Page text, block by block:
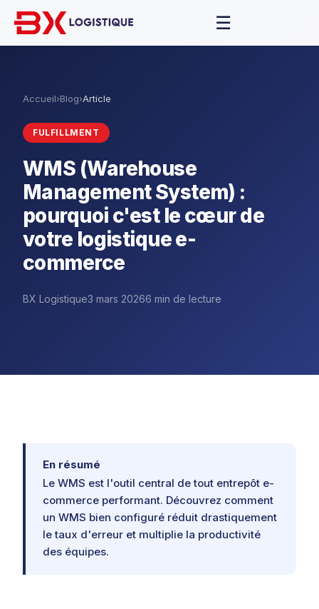
☰
Accueil›Blog›Article
FULFILLMENT
WMS (Warehouse
Management System) :
pourquoi c'est le cœur de
votre logistique e-
commerce
BX Logistique3 mars 20266 min de lecture
En résumé
Le WMS est l'outil central de tout entrepôt e-
commerce performant. Découvrez comment
un WMS bien configuré réduit drastiquement
le taux d'erreur et multiplie la productivité
des équipes.